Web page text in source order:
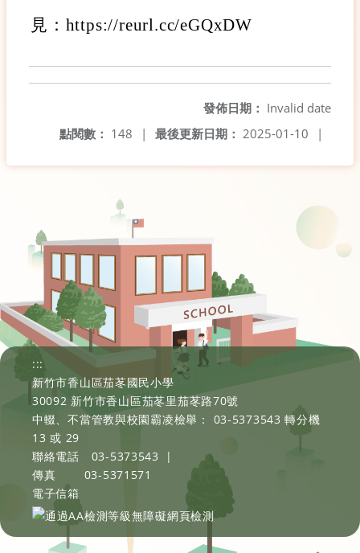
見： https://reurl.cc/eGQxDW
發佈日期： Invalid date
最後更新日期： 2025-01-10 |
點閱數： 148 |
:::
新竹市香山區茄苳國民小學
30092 新竹市香山區茄苳里茄苳路70號
中輟、不當管教與校園霸凌檢舉： 03-5373543 轉分機
13 或 29
聯絡電話
03-5373543
|
傳真
03-5371571
電子信箱